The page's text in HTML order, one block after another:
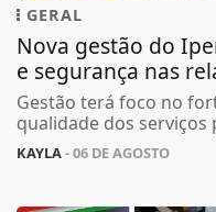
GERAL
Nova gestão do
e segurança nas
Gestão terá foco no
qualidade dos serviços
KAYLA- 06 DE AGOSTO